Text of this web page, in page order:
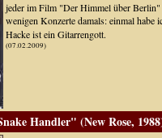
jeder im Film "Der Himmel über Berlin"
wenigen Konzerte damals: einmal habe
Hacke ist ein Gitarrengott.
(07.02.2009)
Handler" (New Rose,